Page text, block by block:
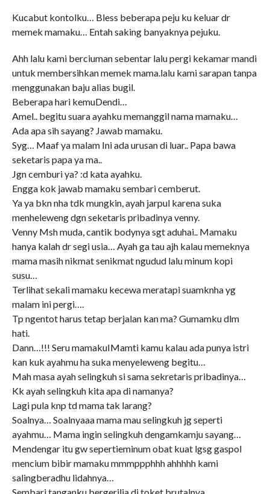
Kucabut kontolku… Bless beberapa peju ku keluar dr
memek mamaku… Entah saking banyaknya pejuku.
Ahh lalu kami berciuman sebentar lalu pergi kekamar mandi
untuk membersihkan memek mama.lalu kami sarapan tanpa
menggunakan baju alias bugil.
Beberapa hari kemuDendi…
Amel.. begitu suara ayahku memanggil nama mamaku…
Ada apa sih sayang? Jawab mamaku.
Syg… Maaf ya malam Ini ada urusan di luar.. Papa bawa
seketaris papa ya ma..
Jgn cemburi ya? :d kata ayahku.
Engga kok jawab mamaku sembari cemberut.
Ya ya bkn nha tdk mungkin, ayah jarpul karena suka
menheleweng dgn seketaris pribadinya venny.
Venny Msh muda, cantik bodynya sgt aduhai.. Mamaku
hanya kalah dr segi usia… Ayah ga tau ajh kalau memeknya
mama masih nikmat senikmat ngudud lalu minum kopi
susu…
Terlihat sekali mamaku kecewa meratapi suamknha yg
malam ini pergi….
Tp ngentot harus tetap berjalan kan ma? Gumamku dlm
hati.
Dann…!!! Seru mamakuIMamti kamu kalau ada punya istri
kan kuk ayahmu ha suka menyeleweng begitu…
Mah masa ayah selingkuh si sama sekretaris pribadinya…
Kk ayah selingkuh kita apa di namanya?
Lagi pula knp td mama tak larang?
Soalnya… Soalnyaaa mama mau selingkuh jg seperti
ayahmu… Mama ingin selingkuh dengamkamju sayang…
Mendengar itu gw sepertieminum obat kuat lgsg gaspol
mencium bibir mamaku mmmppphhh ahhhhh kami
salingberadhu lidahnya…